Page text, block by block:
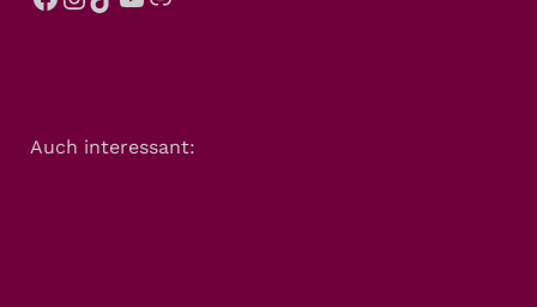
Auch interessant: